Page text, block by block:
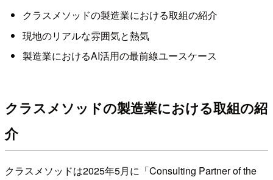
クラスメソッドの製造業における取組の紹介
現地のリアルな雰囲気と熱気
製造業におけるAI活用の最前線ユースケース
クラスメソッドの製造業における取組の紹
介
クラスメソッドは2025年5月に「Consulting Partner of the